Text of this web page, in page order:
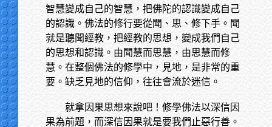
智慧變成自己的智慧，把佛陀的認識變成自己
的認識。佛法的修行要從聞、思、修下手。聞
就是聽聞經教，把經教的思想，變成我們自己
的思想和認識。由聞慧而思慧，由思慧而修
慧。在整個佛法的修學中，見地，是非常的重
要。缺乏見地的信仰，往往會流於迷信。
就拿因果思想來說吧！修學佛法以深信因
果為前題，而深信因果就是要我們止惡行善。